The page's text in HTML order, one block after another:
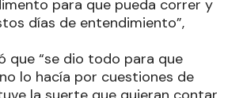
para que pueda correr y
días de entendimiento”,
que “se dio todo para que
lo hacía por cuestiones de